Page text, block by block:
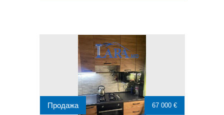
Продажа 67 000 €